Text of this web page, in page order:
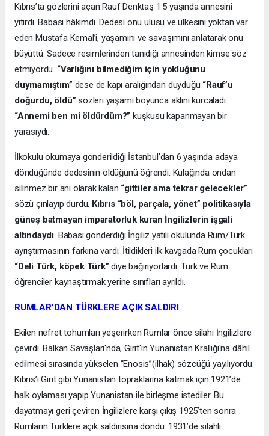
Kıbrıs’ta gözlerini açan Rauf Denktaş 1.5 yaşında annesini
yitirdi. Babası hâkimdi. Dedesi onu ulusu ve ülkesini yoktan var
eden Mustafa Kemal’i, yaşamını ve savaşımını anlatarak onu
büyüttü. Sadece resimlerinden tanıdığı annesinden kimse söz
etmiyordu. “Varlığını bilmediğim için yokluğunu
duymamıştım” dese de kapı aralığından duyduğu “Rauf’u
doğurdu, öldü” sözleri yaşamı boyunca aklını kurcaladı.
“Annemi ben mi öldürdüm?”kuşkusu kapanmayan bir
yarasıydı.
İlkokulu okumaya gönderildiği İstanbul’dan 6 yaşında adaya
döndüğünde dedesinin öldüğünü öğrendi. Kulağında ondan
silinmez bir anı olarak kalan “gittiler ama tekrar gelecekler”
sözü çınlayıp durdu. Kıbrıs “böl, parçala, yönet” politikasıyla
güneş batmayan imparatorluk kuran İngilizlerin işgali
altındaydı. Babası gönderdiği İngiliz yatılı okulunda Rum/Türk
ayrıştırmasının farkına vardı. İtildikleri ilk kavgada Rum çocukları
“Deli Türk, köpek Türk” diye bağırıyorlardı. Türk ve Rum
öğrenciler kaynaştırmak yerine sınıfları ayrıldı.
RUMLAR’DAN TÜRKLERE AÇIK SALDIRI
Ekilen nefret tohumları yeşerirken Rumlar önce silahı İngilizlere
çevirdi. Balkan Savaşları'nda, Girit'in Yunanistan Krallığı'na dâhil
edilmesi sırasında yükselen “Enosis”(ilhak) sözcüğü yayılıyordu.
Kıbrıs’ı Girit gibi Yunanistan topraklarına katmak için 1921’de
halk oylaması yapıp Yunanistan ile birleşme istediler. Bu
dayatmayı geri çeviren İngilizlere karşı çıkış 1925’ten sonra
Rumların Türklere açık saldırısına döndü. 1931’de silahlı